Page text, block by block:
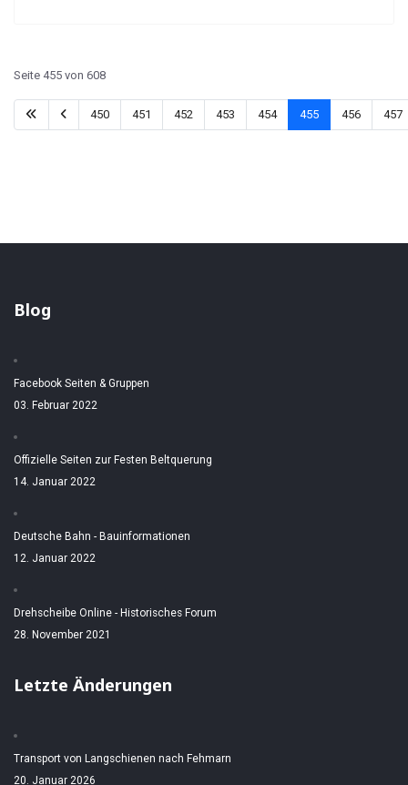
Seite 455 von 608
450 451 452 453 454 455 456 457
Blog
Facebook Seiten & Gruppen
03. Februar 2022
Offizielle Seiten zur Festen Beltquerung
14. Januar 2022
Deutsche Bahn - Bauinformationen
12. Januar 2022
Drehscheibe Online - Historisches Forum
28. November 2021
Letzte Änderungen
Transport von Langschienen nach Fehmarn
20. Januar 2026